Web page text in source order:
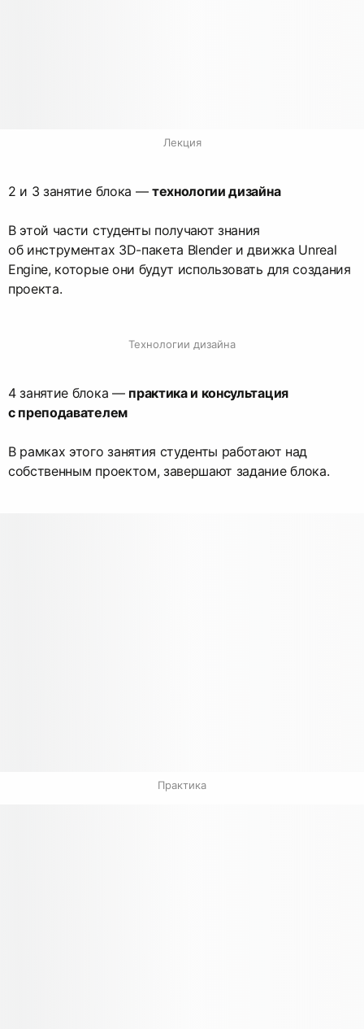
Лекция
2 и 3 занятие блока — технологии дизайна
В этой части студенты получают знания
об инструментах 3D-пакета Blender и движка Unreal
Engine, которые они будут использовать для создания
проекта.
Технологии дизайна
4 занятие блока — практика и консультация
с преподавателем
В рамках этого занятия студенты работают над
собственным проектом, завершают задание блока.
Практика